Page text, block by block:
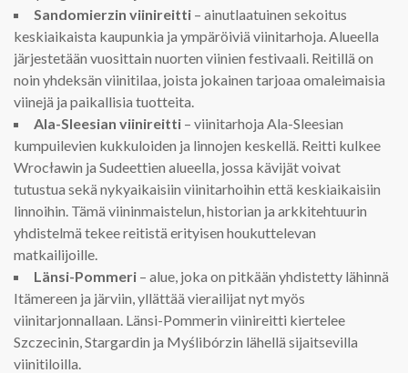
Sandomierzin viinireitti – ainutlaatuinen sekoitus
keskiaikaista kaupunkia ja ympäröiviä viinitarhoja. Alueella
järjestetään vuosittain nuorten viinien festivaali. Reitillä on
noin yhdeksän viinitilaa, joista jokainen tarjoaa omaleimaisia
viinejä ja paikallisia tuotteita.
Ala-Sleesian viinireitti – viinitarhoja Ala-Sleesian
kumpuilevien kukkuloiden ja linnojen keskellä. Reitti kulkee
Wrocławin ja Sudeettien alueella, jossa kävijät voivat
tutustua sekä nykyaikaisiin viinitarhoihin että keskiaikaisiin
linnoihin. Tämä viininmaistelun, historian ja arkkitehtuurin
yhdistelmä tekee reitistä erityisen houkuttelevan
matkailijoille.
Länsi-Pommeri – alue, joka on pitkään yhdistetty lähinnä
Itämereen ja järviin, yllättää vierailijat nyt myös
viinitarjonnallaan. Länsi-Pommerin viinireitti kiertelee
Szczecinin, Stargardin ja Myślibórzin lähellä sijaitsevilla
viinitiloilla.